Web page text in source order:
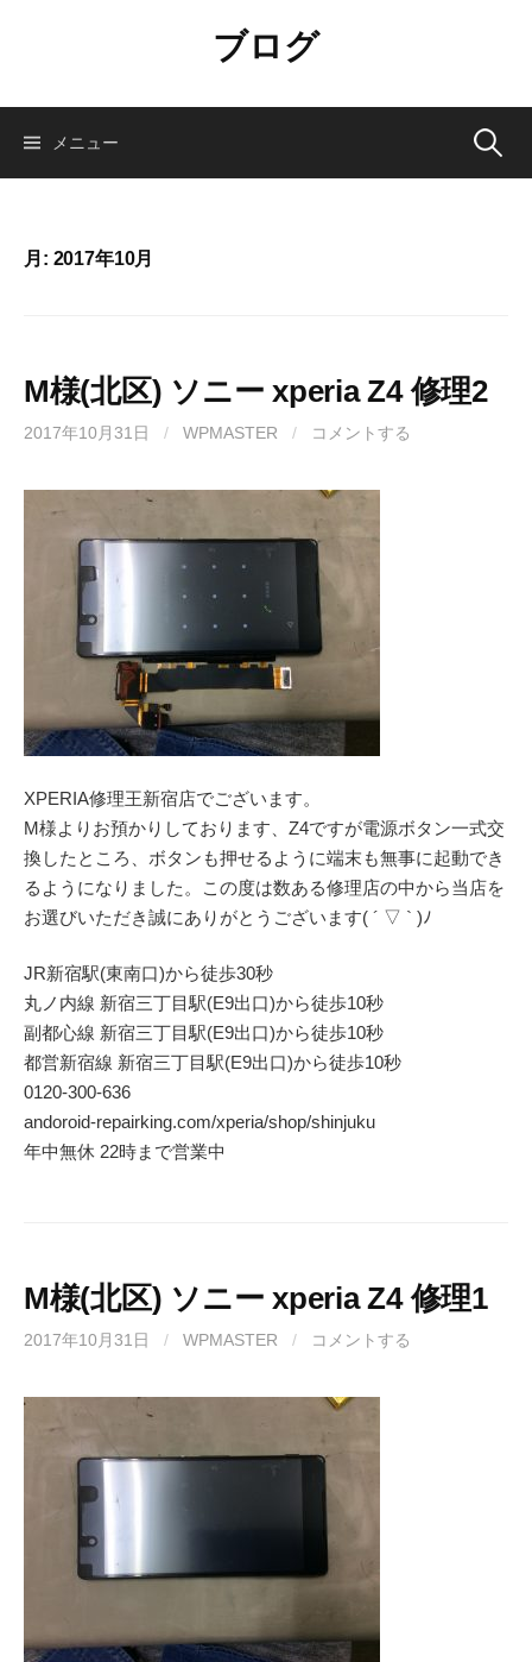
ン
ブログ
メニュー 検
月: 2017年10月
M様(北区) ソニー xperia Z4 修理2
2017年10月31日 / WPMASTER / コメントする
XPERIA修理王新宿店でございます。
M様よりお預かりしております、Z4ですが電源ボタン一式交
換したところ、ボタンも押せるように端末も無事に起動でき
るようになりました。この度は数ある修理店の中から当店を
お選びいただき誠にありがとうございます( ´ ▽ ` )ﾉ
JR新宿駅(東南口)から徒歩30秒
丸ノ内線 新宿三丁目駅(E9出口)から徒歩10秒
副都心線 新宿三丁目駅(E9出口)から徒歩10秒
都営新宿線 新宿三丁目駅(E9出口)から徒歩10秒
0120-300-636
andoroid-repairking.com/xperia/shop/shinjuku
年中無休 22時まで営業中
M様(北区) ソニー xperia Z4 修理1
2017年10月31日 / WPMASTER / コメントする